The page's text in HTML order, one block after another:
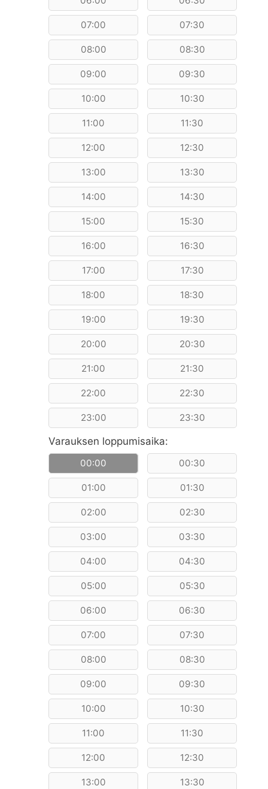
07:00 07:30
08:00 08:30
09:00 09:30
10:00 10:30
11:00 11:30
12:00 12:30
13:00 13:30
14:00 14:30
15:00 15:30
16:00 16:30
17:00 17:30
18:00 18:30
19:00 19:30
20:00 20:30
21:00 21:30
22:00 22:30
23:00 23:30
Varauksen loppumisaika:
00:00 00:30
01:00 01:30
02:00 02:30
03:00 03:30
04:00 04:30
05:00 05:30
06:00 06:30
07:00 07:30
08:00 08:30
09:00 09:30
10:00 10:30
11:00 11:30
12:00 12:30
13:00 13:30